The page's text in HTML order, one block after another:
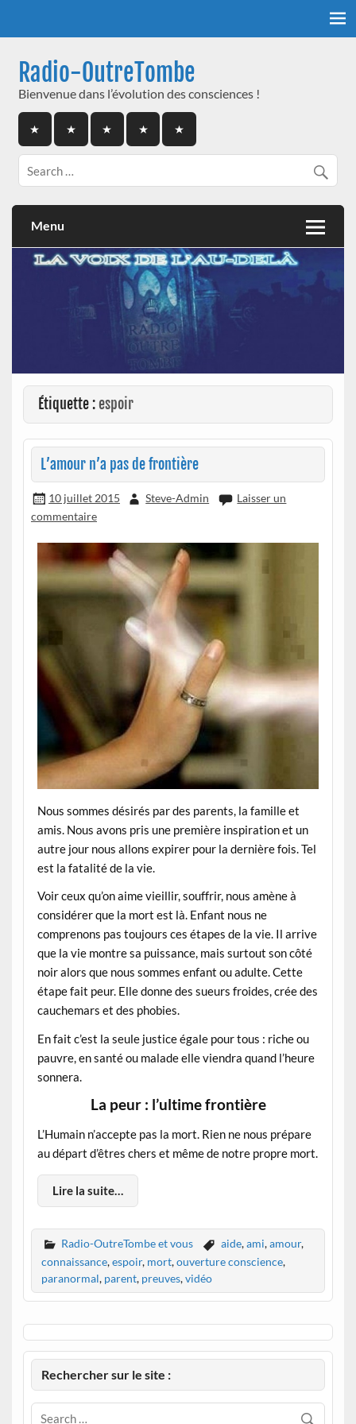
Radio-OutreTombe
Bienvenue dans l’évolution des consciences !
Menu
Étiquette :espoir
L’amour n’a pas de frontière
10 juillet 2015 Steve-Admin
Laisser un
commentaire
Nous sommes désirés par des parents, la famille et
amis. Nous avons pris une première inspiration et un
autre jour nous allons expirer pour la dernière fois. Tel
est la fatalité de la vie.
Voir ceux qu’on aime vieillir, souffrir, nous amène à
considérer que la mort est là. Enfant nous ne
comprenons pas toujours ces étapes de la vie. Il arrive
que la vie montre sa puissance, mais surtout son côté
noir alors que nous sommes enfant ou adulte. Cette
étape fait peur. Elle donne des sueurs froides, crée des
cauchemars et des phobies.
En fait c’est la seule justice égale pour tous : riche ou
pauvre, en santé ou malade elle viendra quand l’heure
sonnera.
La peur : l’ultime frontière
L’Humain n’accepte pas la mort. Rien ne nous prépare
au départ d’êtres chers et même de notre propre mort.
Lire la suite…
Radio-OutreTombe et vous aide,ami,amour,
connaissance,espoir, mort,ouverture conscience,
paranormal, parent, preuves,vidéo
Rechercher sur le site :